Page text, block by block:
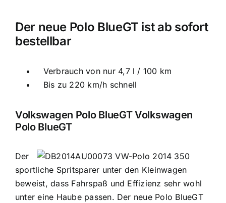
Der neue Polo BlueGT ist ab sofort
bestellbar
Verbrauch von nur 4,7 l / 100 km
Bis zu 220 km/h schnell
Volkswagen Polo BlueGT Volkswagen
Polo BlueGT
Der
sportliche Spritsparer unter den Kleinwagen
beweist, dass Fahrspaß und Effizienz sehr wohl
unter eine Haube passen. Der neue Polo BlueGT